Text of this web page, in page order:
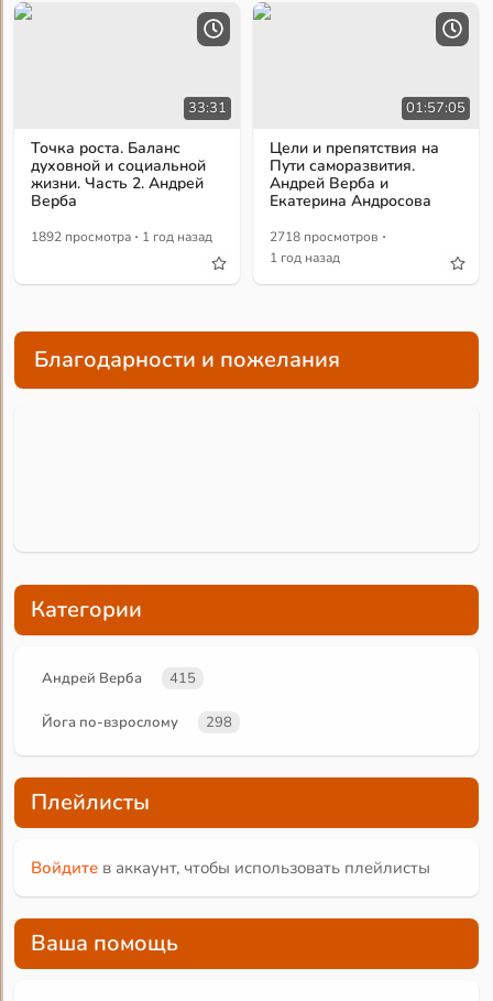
33:31
Точка роста. Баланс
духовной и социальной
жизни. Часть 2. Андрей
Верба
1892 просмотра · 1 год назад
01:57:05
Цели и препятствия на
Пути саморазвития.
Андрей Верба и
Екатерина Андросова
2718 просмотров ·
1 год назад
Благодарности и пожелания
Категории
Андрей Верба 415
Йога по-взрослому 298
Плейлисты
Войдите в аккаунт, чтобы использовать плейлисты
Ваша помощь